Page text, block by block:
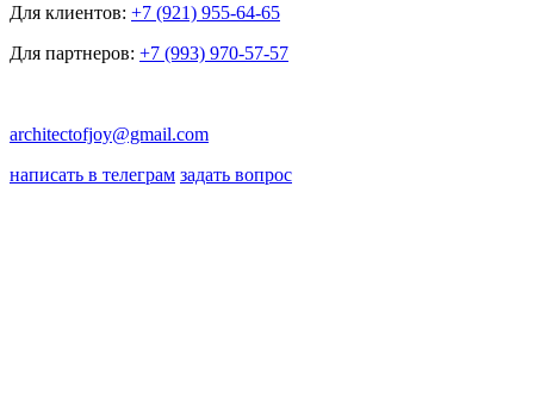
Для клиентов: +7 (921) 955-64-65
Для партнеров: +7 (993) 970-57-57
architectofjoy@gmail.com
написать в телеграм задать вопрос